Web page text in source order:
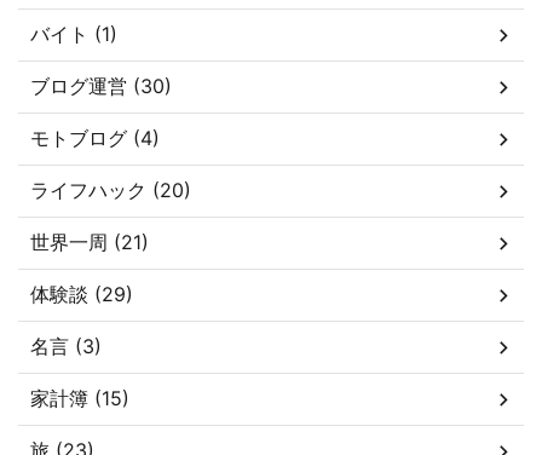
バイト (1)
ブログ運営 (30)
モトブログ (4)
ライフハック (20)
世界一周 (21)
体験談 (29)
名言 (3)
家計簿 (15)